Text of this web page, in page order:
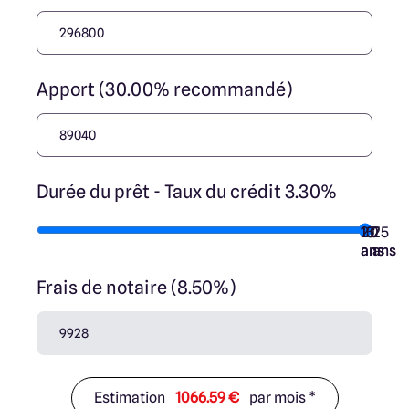
Apport (30.00% recommandé)
Durée du prêt - Taux du crédit 3.30%
7
ans
10
ans
15
ans
20
ans
25
ans
Frais de notaire (8.50%)
Estimation 1066.59 € par mois *